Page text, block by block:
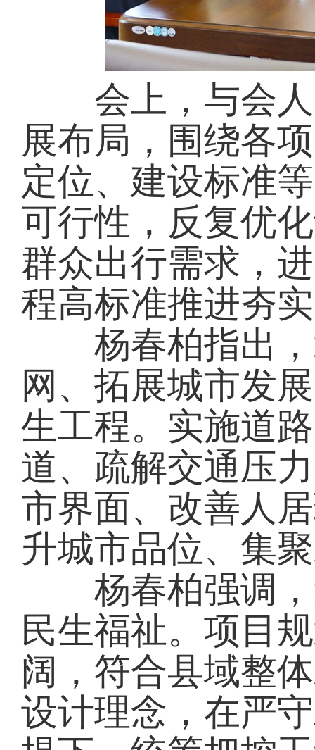
会上，与会人
展布局，围绕各
定位、建设标准
可行性，反复优
群众出行需求，
程高标准推进夯
杨春柏指出，
网、拓展城市发
生工程。实施道
道、疏解交通压
市界面、改善人
升城市品位、集
杨春柏强调，
民生福祉。项目
阔，符合县域整
设计理念，在严